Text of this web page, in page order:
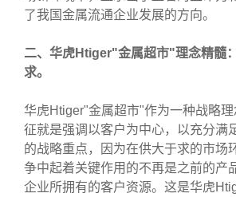
了我国金属流通企业发展的方向。
二、华虎Htiger"金属超市"理念精髓
求。
华虎Htiger"金属超市"作为一种战略
征就是强调以客户为中心，以充分满
的战略重点，因为在供大于求的市场
争中起着关键作用的不再是之前的产
企业所拥有的客户资源。这是华虎